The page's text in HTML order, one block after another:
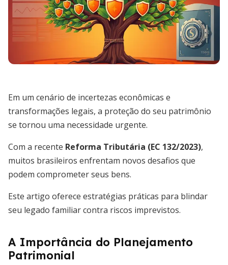
Em um cenário de incertezas econômicas e
transformações legais, a proteção do seu patrimônio
se tornou uma necessidade urgente.
Com a recente Reforma Tributária (EC 132/2023),
muitos brasileiros enfrentam novos desafios que
podem comprometer seus bens.
Este artigo oferece estratégias práticas para blindar
seu legado familiar contra riscos imprevistos.
A Importância do Planejamento
Patrimonial